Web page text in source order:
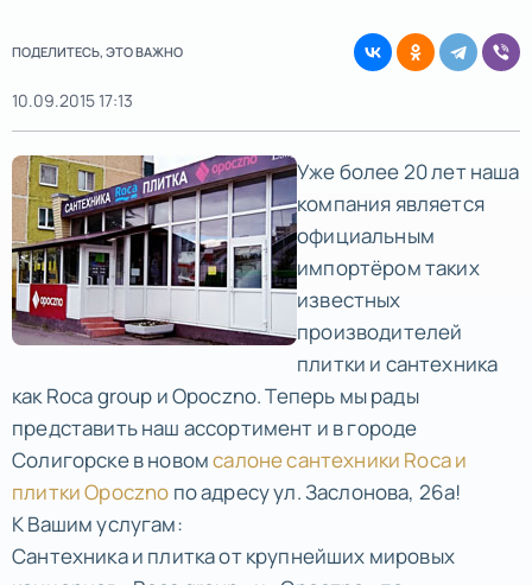
ПОДЕЛИТЕСЬ, ЭТО ВАЖНО
10.09.2015 17:13
Уже более 20 лет наша
компания является
официальным
импортёром таких
известных
производителей
плитки и сантехника
как Roca group и Оpoczno. Теперь мы рады
представить наш ассортимент и в городе
Солигорске в новомсалоне сантехники Roca и
плитки Opoczno по адресу ул. Заслонова, 26а!
К Вашим услугам:
Сантехника и плитка от крупнейших мировых